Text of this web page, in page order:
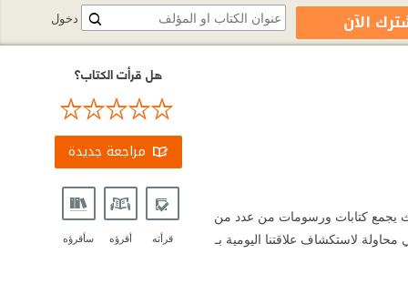
حيث يجمع كتابات ورسومات من عدد من
لاستكشاف علاقتنا اليومية بـ
هل قرأت الكتاب؟
مراجعة جديدة
قرأته أقرؤه سأقرؤه
دخول الآن